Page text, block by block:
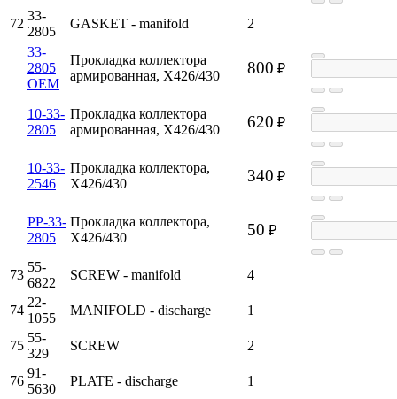
72
33-
2805
GASKET - manifold
2
33-
2805
OEM
Прокладка коллектора
армированная, X426/430
800 ₽
10-33-
2805
Прокладка коллектора
армированная, X426/430
620 ₽
10-33-
2546
Прокладка коллектора,
X426/430
340 ₽
PP-33-
2805
Прокладка коллектора,
X426/430
50 ₽
73
55-
6822
SCREW - manifold 4
74
22-
1055
MANIFOLD - discharge 1
75
55-
329
SCREW 2
76
91-
5630
PLATE - discharge 1